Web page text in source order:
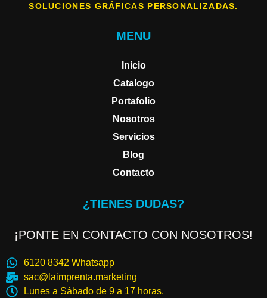
SOLUCIONES GRÁFICAS PERSONALIZADAS.
MENU
Inicio
Catalogo
Portafolio
Nosotros
Servicios
Blog
Contacto
¿TIENES DUDAS?
¡PONTE EN CONTACTO CON NOSOTROS!
6120 8342 Whatsapp
sac@laimprenta.marketing
Lunes a Sábado de 9 a 17 horas.